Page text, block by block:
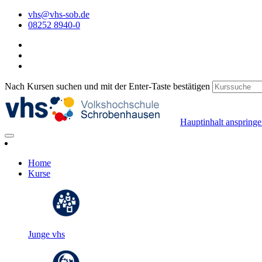
vhs@vhs-sob.de
08252 8940-0
Nach Kursen suchen und mit der Enter-Taste bestätigen
Hauptinhalt
Home
Kurse
Junge vhs